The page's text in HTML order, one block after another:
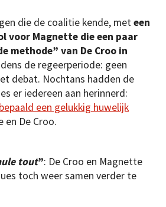
die de coalitie kende, meteen
voor Magnette die een paar
methode” van De Croo in
de regeerperiode: geen
debat. Nochtans hadden de
er iedereen aan herinnerd:
een gelukkig huwelijk
en De Croo.
tout”: De Croo en Magnette
toch weer samen verder te